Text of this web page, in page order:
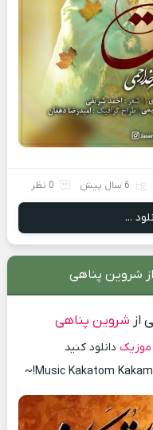
6 سال پیش 0 نظر
...
شروین پناهی
از شروین پناهی
موزیک دانلود کنید
Music Kakatom